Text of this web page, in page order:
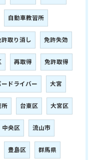
自動車教習所
許取り消し 免許失効
再取得 免許取得
ードライバー 大宮
所 台東区 大宮区
中央区 流山市
豊島区 群馬県